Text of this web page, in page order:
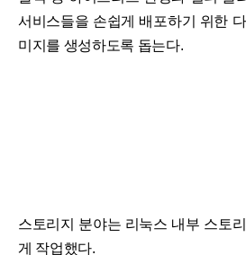
서비스들을 손쉽게 배포하기 위한
미지를 생성하도록 돕는다.
스토리지 분야는 리눅스 내부 스토
게 작업했다.